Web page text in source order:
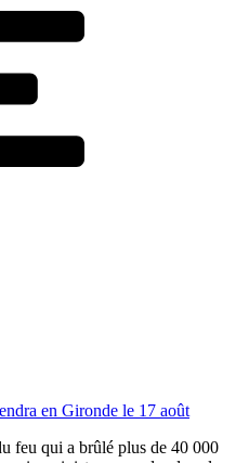
en Gironde le 17 août
feu qui a brûlé plus de 40 000